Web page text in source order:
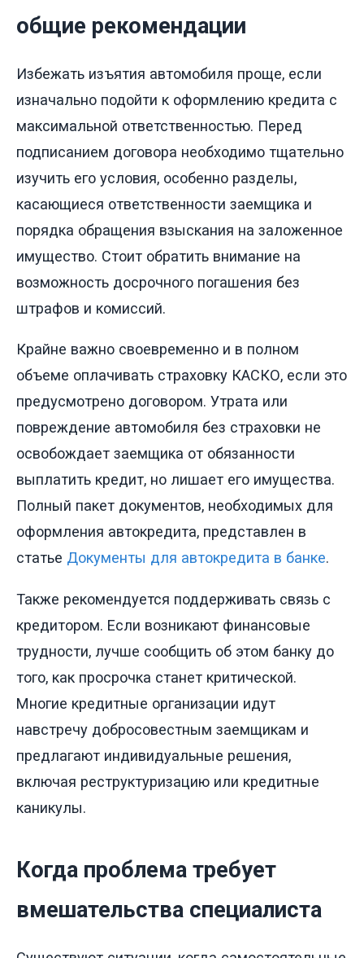
общие рекомендации
Избежать изъятия автомобиля проще, если
изначально подойти к оформлению кредита с
максимальной ответственностью. Перед
подписанием договора необходимо тщательно
изучить его условия, особенно разделы,
касающиеся ответственности заемщика и
порядка обращения взыскания на заложенное
имущество. Стоит обратить внимание на
возможность досрочного погашения без
штрафов и комиссий.
Крайне важно своевременно и в полном
объеме оплачивать страховку КАСКО, если это
предусмотрено договором. Утрата или
повреждение автомобиля без страховки не
освобождает заемщика от обязанности
выплатить кредит, но лишает его имущества.
Полный пакет документов, необходимых для
оформления автокредита, представлен в
статье Документы для автокредита в банке.
Также рекомендуется поддерживать связь с
кредитором. Если возникают финансовые
трудности, лучше сообщить об этом банку до
того, как просрочка станет критической.
Многие кредитные организации идут
навстречу добросовестным заемщикам и
предлагают индивидуальные решения,
включая реструктуризацию или кредитные
каникулы.
Когда проблема требует
вмешательства специалиста